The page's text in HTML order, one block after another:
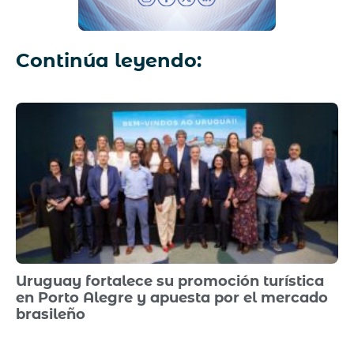
Continúa leyendo:
Uruguay fortalece su promoción turística
en Porto Alegre y apuesta por el mercado
brasileño